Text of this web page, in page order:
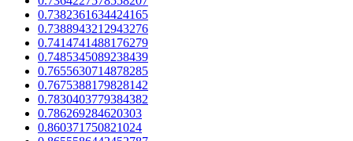
0.7382361634424165
0.7388943212943276
0.7414741488176279
0.7485345089238439
0.7655630714878285
0.7675388179828142
0.7830403779384382
0.786269284620303
0.860371750821024